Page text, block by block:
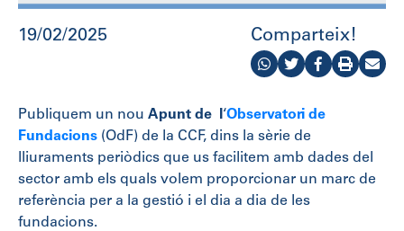
19/02/2025 Comparteix!
Publiquem un nou Apunt de l ‘Observatori de
Fundacions (OdF) de la CCF, dins la sèrie de
lliuraments periòdics que us facilitem amb dades del
sector amb els quals volem proporcionar un marc de
referència per a la gestió i el dia a dia de les
fundacions.